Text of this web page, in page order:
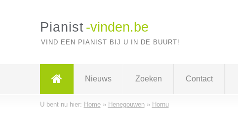
Pianist -vinden.be
VIND EEN PIANIST BIJ U IN DE BUURT!
Nieuws Zoeken Contact
U bent nu hier: Home» Henegouwen» Hornu